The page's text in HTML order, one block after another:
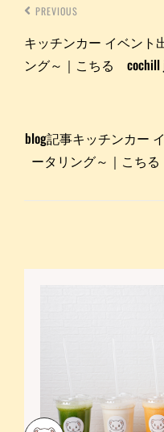
PREVIOUS
キッチンカー イベント
ング～｜こちる cochill
blog記事キッチンカー
ータリング～｜こち